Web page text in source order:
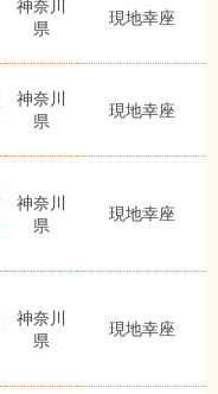
神奈川
県
現地幸座
神奈川
県
現地幸座
神奈川
県
現地幸座
神奈川
県
現地幸座